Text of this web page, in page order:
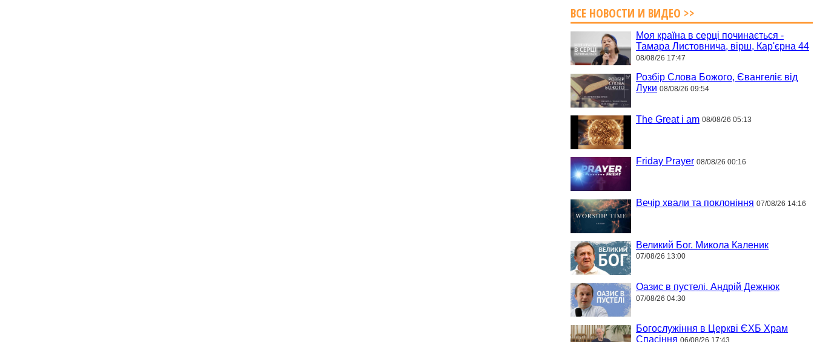
ВСЕ НОВОСТИ И ВИДЕО >>
Моя країна в серці починається -
Тамара Листовнича, вірш, Кар'єрна 44
08/08/26 17:47
Розбір Слова Божого, Євангеліє від
Луки 08/08/26 09:54
The Great i am 08/08/26 05:13
Friday Prayer 08/08/26 00:16
Вечір хвали та поклоніння 07/08/26 14:16
Великий Бог. Микола Каленик
07/08/26 13:00
Оазис в пустелі. Андрій Дежнюк
07/08/26 04:30
Богослужіння в Церкві ЄХБ Храм
Спасіння 06/08/26 17:43